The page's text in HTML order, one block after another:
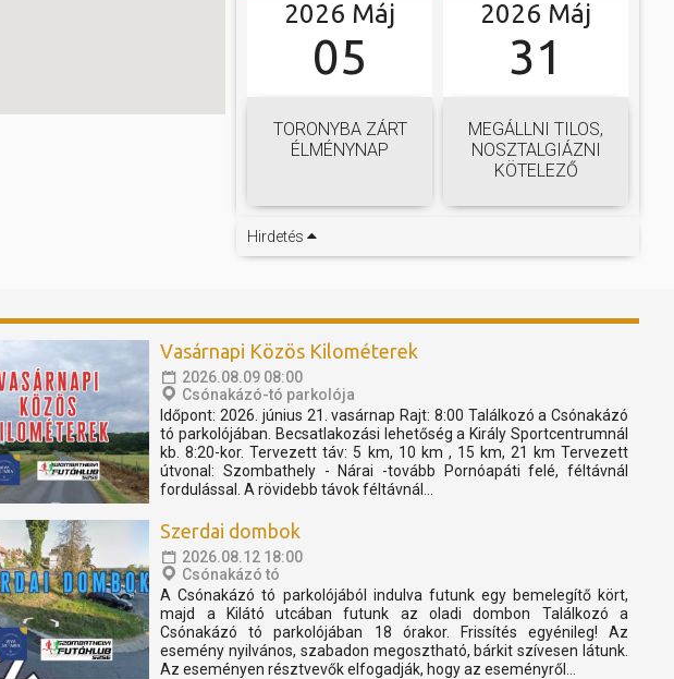
2026 Máj
05
TORONYBA ZÁRT
ÉLMÉNYNAP
2026 Máj
31
MEGÁLLNI TILOS,
NOSZTALGIÁZNI
KÖTELEZŐ
Hirdetés
Vasárnapi Közös Kilométerek
2026.08.09 08:00
Csónakázó-tó parkolója
Időpont: 2026. június 21. vasárnap Rajt: 8:00 Találkozó a Csónakázó
tó parkolójában. Becsatlakozási lehetőség a Király Sportcentrumnál
kb. 8:20-kor. Tervezett táv: 5 km, 10 km , 15 km, 21 km Tervezett
útvonal: Szombathely - Nárai -tovább Pornóapáti felé, féltávnál
fordulással. A rövidebb távok féltávnál...
Szerdai dombok
2026.08.12 18:00
Csónakázó tó
A Csónakázó tó parkolójából indulva futunk egy bemelegítő kört,
majd a Kilátó utcában futunk az oladi dombon Találkozó a
Csónakázó tó parkolójában 18 órakor. Frissítés egyénileg! Az
esemény nyilvános, szabadon megosztható, bárkit szívesen látunk.
Az eseményen résztvevők elfogadják, hogy az eseményről...